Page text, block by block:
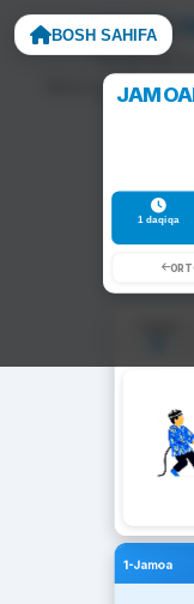
BOSH SAHIFA
ARQON
To'g'ri
Noto'g'ri javob —
1 daqiqa
1-Jamoa